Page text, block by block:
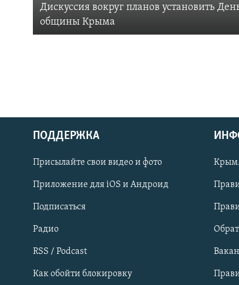
Українською
Qırımtatar
ПРИСОЕДИНЯЙТЕСЬ!
Дискуссия вокруг планов установить
общины Крыма
ПОДДЕРЖКА
Присылайте свои видео и фото
Приложение для iOS и Андроид
Подписаться
Радио
RSS / Podcast
Как обойти блокировку